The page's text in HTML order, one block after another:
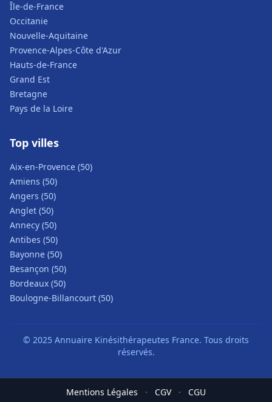
Île-de-France
Occitanie
Nouvelle-Aquitaine
Provence-Alpes-Côte d'Azur
Hauts-de-France
Grand Est
Bretagne
Pays de la Loire
Top villes
Aix-en-Provence (50)
Amiens (50)
Angers (50)
Anglet (50)
Annecy (50)
Antibes (50)
Bayonne (50)
Besançon (50)
Bordeaux (50)
Boulogne-Billancourt (50)
© 2025 Annuaire Kinésithérapeutes France. Tous droits
réservés.
Mentions Légales · CGV · CGU